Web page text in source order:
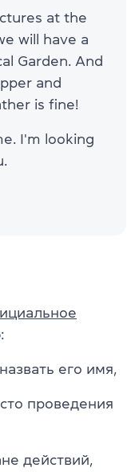
at the
will have a
Garden. And
and
is fine!
I'm looking
:
его имя,
проведения
действий,